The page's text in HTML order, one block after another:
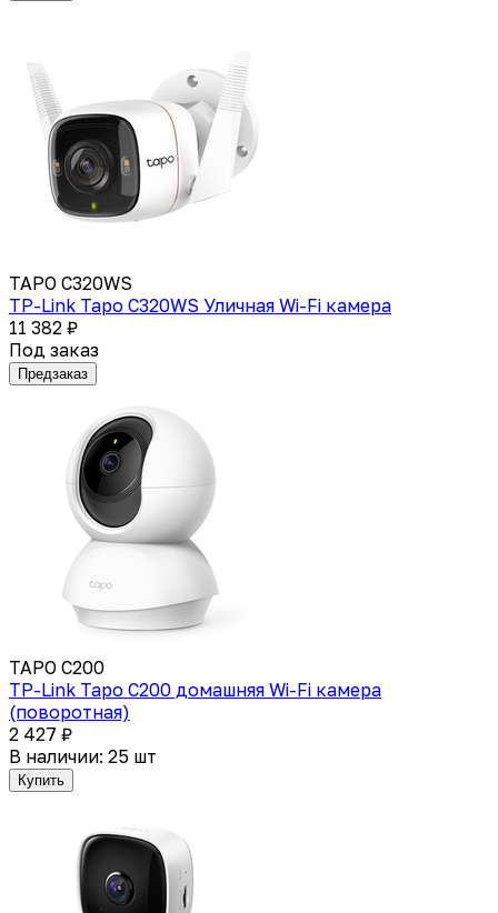
TAPO C320WS
TP-Link Tapo C320WS Уличная Wi-Fi камера
11 382 ₽
Под заказ
Предзаказ
TAPO C200
TP-Link Tapo C200 домашняя Wi-Fi камера
(поворотная)
2 427 ₽
В наличии: 25 шт
Купить